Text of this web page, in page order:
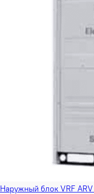
Наружный блок VRF